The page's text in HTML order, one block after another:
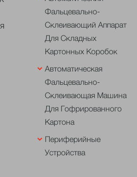
Фальцевально-
Склеивающий Аппарат
Для Складных
Картонных Коробок
Автоматическая
Фальцевально-
Склеивающая Машина
Для Гофрированного
Картона
Периферийные
Устройства